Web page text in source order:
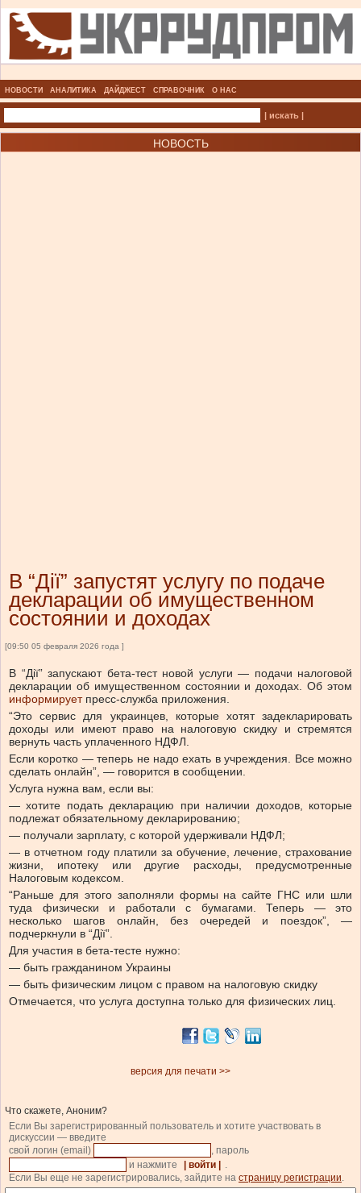
НОВОСТИ АНАЛИТИКА ДАЙДЖЕСТ СПРАВОЧНИК О НАС
| искать |
НОВОСТЬ
В “Дії” запустят услугу по подаче
декларации об имущественном
состоянии и доходах
[09:50 05 февраля 2026 года ]
В “Дії” запускают бета-тест новой услуги — подачи налоговой
декларации об имущественном состоянии и доходах. Об этом
информируетпресс-служба приложения.
“Это сервис для украинцев, которые хотят задекларировать
доходы или имеют право на налоговую скидку и стремятся
вернуть часть уплаченного НДФЛ.
Если коротко — теперь не надо ехать в учреждения. Все можно
сделать онлайн”, — говорится в сообщении.
Услуга нужна вам, если вы:
— хотите подать декларацию при наличии доходов, которые
подлежат обязательному декларированию;
— получали зарплату, с которой удерживали НДФЛ;
— в отчетном году платили за обучение, лечение, страхование
жизни, ипотеку или другие расходы, предусмотренные
Налоговым кодексом.
“Раньше для этого заполняли формы на сайте ГНС или шли
туда физически и работали с бумагами. Теперь — это
несколько шагов онлайн, без очередей и поездок”, —
подчеркнули в “Дії”.
Для участия в бета-тесте нужно:
— быть гражданином Украины
— быть физическим лицом с правом на налоговую скидку
Отмечается, что услуга доступна только для физических лиц.
версия для печати >>
Что скажете, Аноним?
Если Вы зарегистрированный пользователь и хотите участвовать в
дискуссии — введите
свой логин (email)
, пароль
и нажмите
| войти |
.
Если Вы еще не зарегистрировались, зайдите на страницу регистрации.